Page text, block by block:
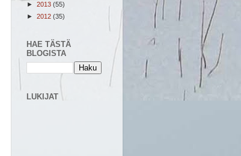
► 2013 (55)
► 2012 (35)
HAE TÄSTÄ
BLOGISTA
LUKIJAT